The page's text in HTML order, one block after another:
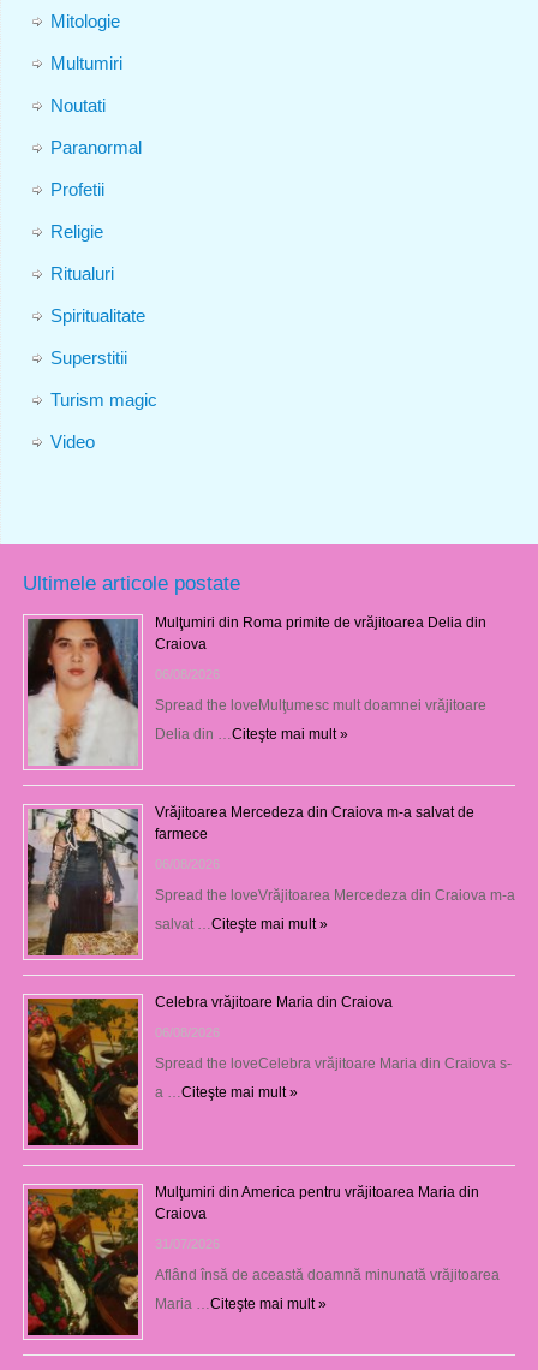
Mitologie
Multumiri
Noutati
Paranormal
Profetii
Religie
Ritualuri
Spiritualitate
Superstitii
Turism magic
Video
Ultimele articole postate
Mulţumiri din Roma primite de vrăjitoarea Delia din
Craiova
06/08/2026
Spread the loveMulţumesc mult doamnei vrăjitoare
Delia din …Citeşte mai mult »
Vrăjitoarea Mercedeza din Craiova m-a salvat de
farmece
06/08/2026
Spread the loveVrăjitoarea Mercedeza din Craiova m-a
salvat …Citeşte mai mult »
Celebra vrăjitoare Maria din Craiova
06/08/2026
Spread the loveCelebra vrăjitoare Maria din Craiova s-
a …Citeşte mai mult »
Mulţumiri din America pentru vrăjitoarea Maria din
Craiova
31/07/2026
Aflând însă de această doamnă minunată vrăjitoarea
Maria …Citeşte mai mult »